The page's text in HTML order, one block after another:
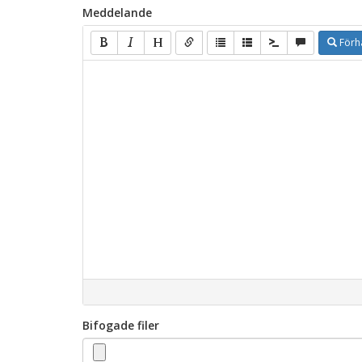
Meddelande
Bifogade filer